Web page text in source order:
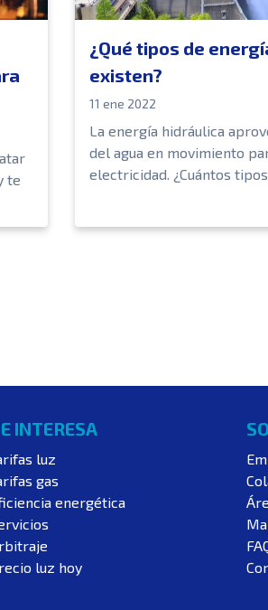
te
¿Qué tipos de
existen?
11 ene 2022
La energía hidráulica
del agua en movimiento
electricidad. ¿Cuántos
INTERESA
luz
gas
energética
luz hoy